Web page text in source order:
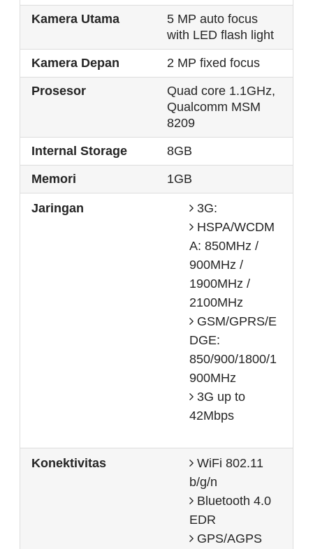
Kamera Utama
5 MP auto focus
with LED flash light
Kamera Depan
2 MP fixed focus
Prosesor
Quad core 1.1GHz,
Qualcomm MSM
8209
Internal Storage
8GB
Memori
1GB
Jaringan
3G:
HSPA/WCDM
A: 850MHz /
900MHz /
1900MHz /
2100MHz
GSM/GPRS/E
DGE:
850/900/1800/1
900MHz
3G up to
42Mbps
Konektivitas
WiFi 802.11
b/g/n
Bluetooth 4.0
EDR
GPS/AGPS